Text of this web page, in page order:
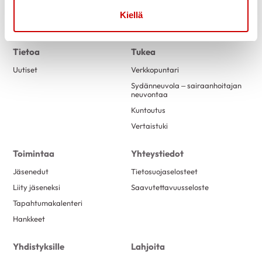
Kiellä
Link to facebook
Link to twitter
Tietoa
Uutiset
Tukea
Verkkopuntari
Sydänneuvola – sairaanhoitajan
neuvontaa
Kuntoutus
Vertaistuki
Toimintaa
Jäsenedut
Liity jäseneksi
Tapahtumakalenteri
Hankkeet
Yhteystiedot
Tietosuojaselosteet
Saavutettavuusseloste
Yhdistyksille Lahjoita